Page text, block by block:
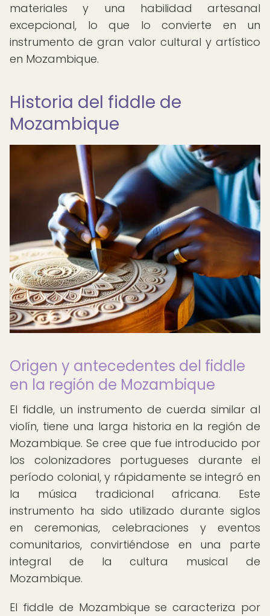
materiales y una habilidad artesanal
excepcional, lo que lo convierte en un
instrumento de gran valor cultural y artístico
en Mozambique.
Historia del fiddle de
Mozambique
Origen y antecedentes del fiddle
en la región de Mozambique
El fiddle, un instrumento de cuerda similar al
violín, tiene una larga historia en la región de
Mozambique. Se cree que fue introducido por
los colonizadores portugueses durante el
período colonial, y rápidamente se integró en
la música tradicional africana. Este
instrumento ha sido utilizado durante siglos
en ceremonias, celebraciones y eventos
comunitarios, convirtiéndose en una parte
integral de la cultura musical de
Mozambique.
El fiddle de Mozambique se caracteriza por